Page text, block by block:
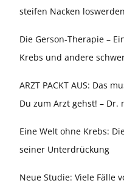
steifen Nacken
Die Gerson-Therapie –
Krebs und andere
ARZT PACKT AUS: Das
Du zum Arzt gehst! –
Eine Welt ohne Krebs:
seiner Unterdrückung
Neue Studie: Viele Fälle